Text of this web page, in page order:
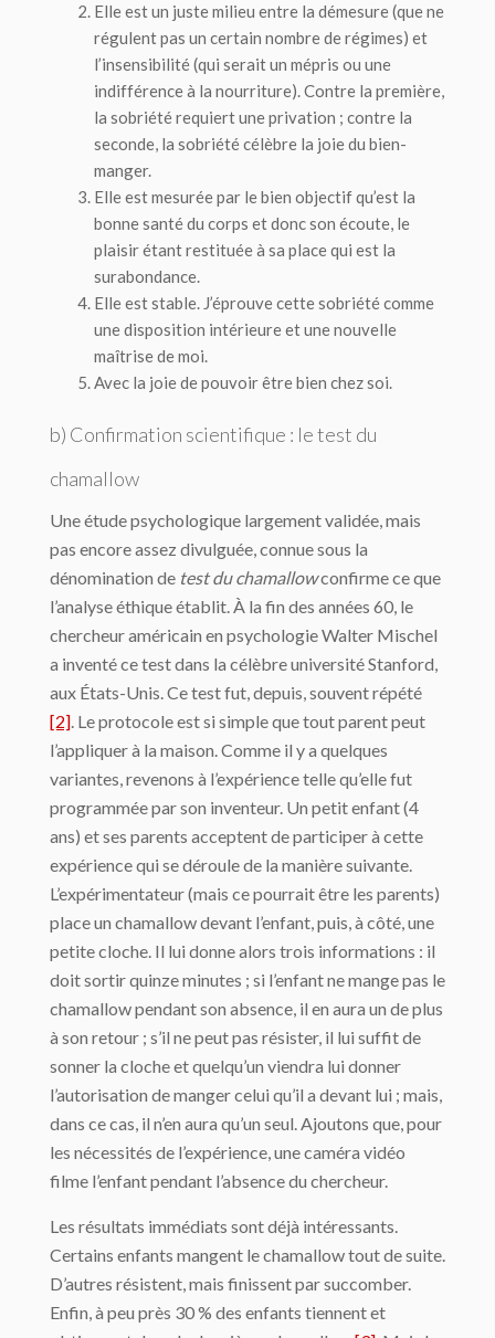
Elle est un juste milieu entre la démesure (que ne
régulent pas un certain nombre de régimes) et
l’insensibilité (qui serait un mépris ou une
indifférence à la nourriture). Contre la première,
la sobriété requiert une privation ; contre la
seconde, la sobriété célèbre la joie du bien-
manger.
Elle est mesurée par le bien objectif qu’est la
bonne santé du corps et donc son écoute, le
plaisir étant restituée à sa place qui est la
surabondance.
Elle est stable. J’éprouve cette sobriété comme
une disposition intérieure et une nouvelle
maîtrise de moi.
Avec la joie de pouvoir être bien chez soi.
b) Confirmation scientifique : le test du
chamallow
Une étude psychologique largement validée, mais
pas encore assez divulguée, connue sous la
dénomination de test du chamallowconfirme ce que
l’analyse éthique établit. À la fin des années 60, le
chercheur américain en psychologie Walter Mischel
a inventé ce test dans la célèbre université Stanford,
aux États-Unis. Ce test fut, depuis, souvent répété
[2]. Le protocole est si simple que tout parent peut
l’appliquer à la maison. Comme il y a quelques
variantes, revenons à l’expérience telle qu’elle fut
programmée par son inventeur. Un petit enfant (4
ans) et ses parents acceptent de participer à cette
expérience qui se déroule de la manière suivante.
L’expérimentateur (mais ce pourrait être les parents)
place un chamallow devant l’enfant, puis, à côté, une
petite cloche. Il lui donne alors trois informations : il
doit sortir quinze minutes ; si l’enfant ne mange pas le
chamallow pendant son absence, il en aura un de plus
à son retour ; s’il ne peut pas résister, il lui suffit de
sonner la cloche et quelqu’un viendra lui donner
l’autorisation de manger celui qu’il a devant lui ; mais,
dans ce cas, il n’en aura qu’un seul. Ajoutons que, pour
les nécessités de l’expérience, une caméra vidéo
filme l’enfant pendant l’absence du chercheur.
Les résultats immédiats sont déjà intéressants.
Certains enfants mangent le chamallow tout de suite.
D’autres résistent, mais finissent par succomber.
Enfin, à peu près 30 % des enfants tiennent et